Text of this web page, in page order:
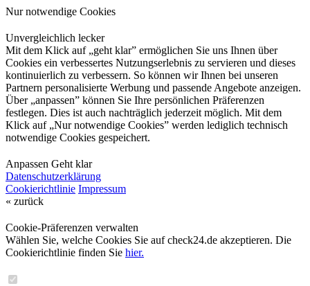
Nur notwendige Cookies
Unvergleichlich lecker
Mit dem Klick auf „geht klar” ermöglichen Sie uns Ihnen über
Cookies ein verbessertes Nutzungserlebnis zu servieren und dieses
kontinuierlich zu verbessern. So können wir Ihnen bei unseren
Partnern personalisierte Werbung und passende Angebote anzeigen.
Über „anpassen” können Sie Ihre persönlichen Präferenzen
festlegen. Dies ist auch nachträglich jederzeit möglich. Mit dem
Klick auf „Nur notwendige Cookies” werden lediglich technisch
notwendige Cookies gespeichert.
Anpassen Geht klar
Datenschutzerklärung
Cookierichtlinie Impressum
« zurück
Cookie-Präferenzen verwalten
Wählen Sie, welche Cookies Sie auf check24.de akzeptieren. Die
Cookierichtlinie finden Sie hier.